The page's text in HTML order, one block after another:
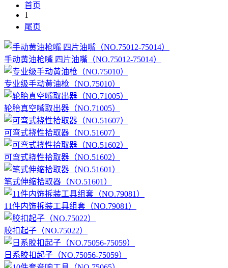
首页
1
尾页
手动黄油枪嘴 四片油嘴（NO.75012-75014）
专业级手动黄油枪（NO.75010）
轮胎真空嘴取出器（NO.71005）
可弯式挠性拾取器（NO.51607）
可弯式挠性拾取器（NO.51602）
笔式伸缩拾取器（NO.51601）
11件内饰拆装工具组套（NO.79081）
胶扣起子（NO.75022）
日系胶扣起子（NO.75056-75059）